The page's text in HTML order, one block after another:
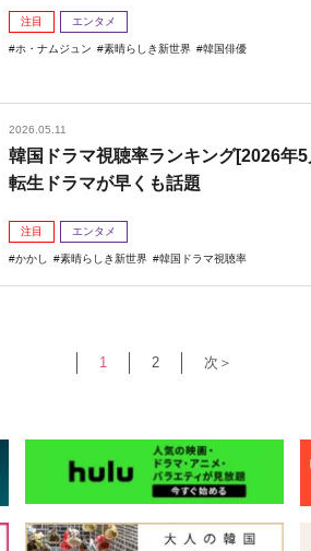
注目 エンタメ
ホ・ナムジュン 素晴らしき新世界 韓国俳優
2026.05.11
韓国ドラマ視聴率ランキング[2026年
転生ドラマが早くも話題
注目 エンタメ
かかし 素晴らしき新世界 韓国ドラマ視聴率
1 2 次＞